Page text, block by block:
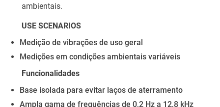
ambientais.
USE SCENARIOS
Medição de vibrações de uso geral
Medições em condições ambientais variáveis
Funcionalidades
Base isolada para evitar laços de aterramento
Ampla gama de frequências de 0,2 Hz a 12,8 kHz